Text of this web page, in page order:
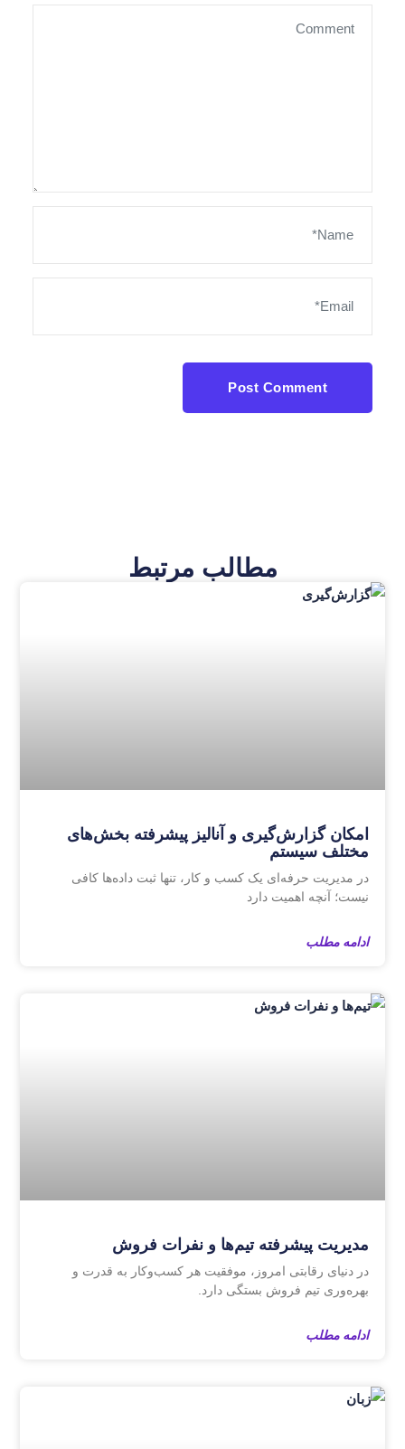
Post Comment
مطالب مرتبط
امکان گزارش‌گیری و آنالیز پیشرفته بخش‌های
مختلف سیستم
در مدیریت حرفه‌ای یک کسب‌ و کار، تنها ثبت داده‌ها کافی
نیست؛ آنچه اهمیت دارد
ادامه مطلب
مدیریت پیشرفته تیم‌ها و نفرات فروش
در دنیای رقابتی امروز، موفقیت هر کسب‌وکار به قدرت و
بهره‌وری تیم فروش بستگی دارد.
ادامه مطلب